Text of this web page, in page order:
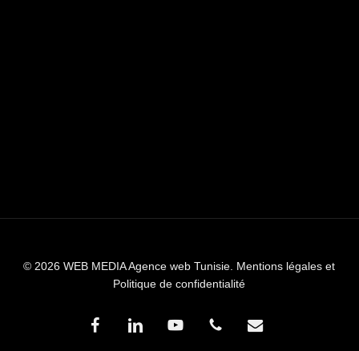
© 2026 WEB MEDIA Agence web Tunisie. Mentions légales et
Politique de confidentialité
facebooklinkedin youtube phone email